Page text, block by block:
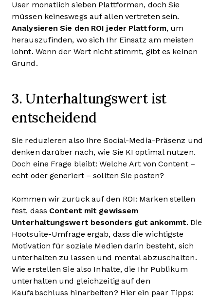
User monatlich sieben Plattformen, doch Sie
müssen keineswegs auf allen vertreten sein.
Analysieren Sie den ROI jeder Plattform, um
herauszufinden, wo sich Ihr Einsatz am meisten
lohnt. Wenn der Wert nicht stimmt, gibt es keinen
Grund.
3. Unterhaltungswert ist
entscheidend
Sie reduzieren also Ihre Social-Media-Präsenz und
denken darüber nach, wie Sie KI optimal nutzen.
Doch eine Frage bleibt: Welche Art von Content –
echt oder generiert – sollten Sie posten?
Kommen wir zurück auf den ROI: Marken stellen
fest, dass Content mit gewissem
Unterhaltungswert besonders gut ankommt. Die
Hootsuite-Umfrage ergab, dass die wichtigste
Motivation für soziale Medien darin besteht, sich
unterhalten zu lassen und mental abzuschalten.
Wie erstellen Sie also Inhalte, die Ihr Publikum
unterhalten und gleichzeitig auf den
Kaufabschluss hinarbeiten? Hier ein paar Tipps: